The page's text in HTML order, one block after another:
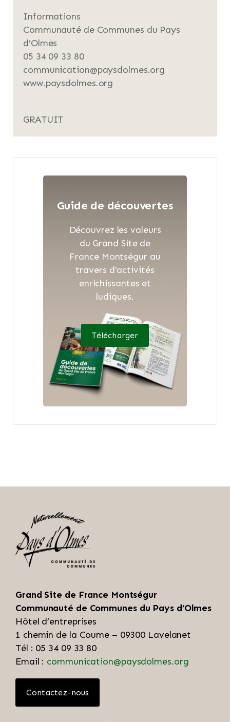
Informations
Communauté de Communes du Pays
d’Olmes
05 34 09 33 80
communication@paysdolmes.org
www.paysdolmes.org
GRATUIT
Guide de découvertes
Découvrez les valeurs
du Grand Site de
France Montségur au
travers d'activités
enrichissantes et
ludiques.
Télécharger
Grand Site de France Montségur
Communauté de Communes du Pays d’Olmes
Hôtel d’entreprises
1 chemin de la Coume – 09300 Lavelanet
Tél : 05 34 09 33 80
Email : communication@paysdolmes.org
Contactez-nous